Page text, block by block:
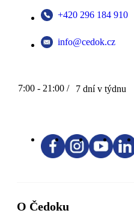
+420 296 184 910
info@cedok.cz
7:00 - 21:00 / 7 dní v týdnu
O Čedoku